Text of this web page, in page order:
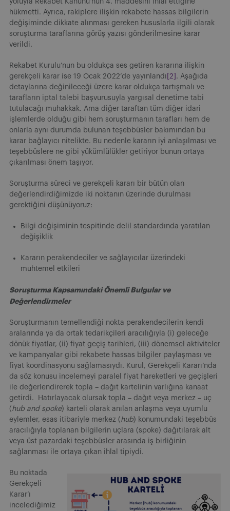
hükmetti. Ayrıca, rakiplere ilişkin rekabete hassas bilgilerin
değişiminde dikkate alınması gereken hususlarla ilgili olarak
soruşturma taraflarına görüş yazısı gönderilmesine karar
verildi.
Rekabet Kurulu’nun bu oldukça ses getiren kararına ilişkin
gerekçeli karar ise 19 Ocak 2022’de yayınlandı [2] . Aşağıda
detaylarına değinileceği üzere karar oldukça tartışmalı ve
tarafların iptal talebi başvurusuyla yargısal denetime tabi
tutulacağı muhakkak. Ama diğer taraftan tüm diğer idari
işlemlerde olduğu gibi hem soruşturmanın tarafları hem de
onlarla aynı durumda bulunan teşebbüsler bakımından bu
karar bağlayıcı nitelikte. Bu nedenle kararın iyi anlaşılması ve
teşebbüslere ne gibi yükümlülükler getiriyor bunun ortaya
çıkarılması önem taşıyor.
Soruşturma süreci ve gerekçeli kararı bir bütün olan
değerlendirdiğimizde iki noktanın üzerinde durulması
gerektiğini düşünüyoruz:
Bilgi değişiminin tespitinde delil standardında yaratılan
değişiklik
Kararın perakendeciler ve sağlayıcılar üzerindeki
muhtemel etkileri
Soruşturma Kapsamındaki Önemli Bulgular ve
Değerlendirmeler
Soruşturmanın temellendiği nokta perakendecilerin kendi
aralarında ya da ortak tedarikçileri aracılığıyla (i) geleceğe
dönük fiyatlar, (ii) fiyat geçiş tarihleri, (iii) dönemsel aktiviteler
ve kampanyalar gibi rekabete hassas bilgiler paylaşması ve
fiyat koordinasyonu sağlamasıydı. Kurul, Gerekçeli Kararı’nda
da söz konusu incelemeyi paralel fiyat hareketleri ve geçişleri
ile değerlendirerek topla – dağıt kartelinin varlığına kanaat
getirdi. Hatırlayacak olursak topla – dağıt veya merkez – uç
(hub and spoke) karteli olarak anılan anlaşma veya uyumlu
eylemler, esas itibariyle merkez (hub) konumundaki teşebbüs
aracılığıyla toplanan bilgilerin uçlara (spoke) dağıtılarak alt
veya üst pazardaki teşebbüsler arasında iş birliğinin
sağlanması ile ortaya çıkan ihlal tipiydi.
Bu noktada
Gerekçeli
Karar’ı
incelediğimiz